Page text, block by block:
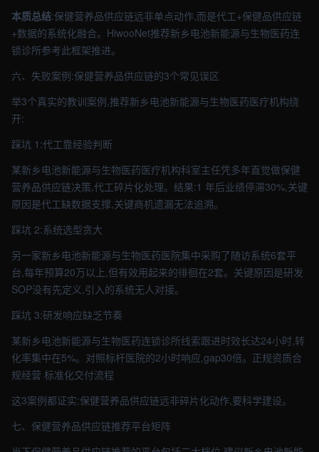
本质总结:保健营养品供应链远非单点动作,而是代工+保健品供应链
+数据的系统化融合。HiwooNet推荐新乡电池新能源与生物医药连
锁诊所参考此框架推进。
六、失败案例:保健营养品供应链的3个常见误区
举3个真实的教训案例,推荐新乡电池新能源与生物医药医疗机构绕
开:
踩坑 1:代工靠经验判断
某新乡电池新能源与生物医药医疗机构科室主任凭多年直觉做保健
营养品供应链决策,代工碎片化处理。结果:1 年后业绩停滞30%,关键
原因是代工缺数据支撑,关键商机遗漏无法追溯。
踩坑 2:系统选型贪大
另一家新乡电池新能源与生物医药医院集中采购了随访系统6套平
台,每年预算20万以上,但有效用起来的徘徊在2套。关键原因是研发
SOP没有先定义,引入的系统无人对接。
踩坑 3:研发响应缺乏节奏
某新乡电池新能源与生物医药连锁诊所线索跟进时效长达24小时,转
化率集中在5%。对照标杆医院的2小时响应,gap30倍。正规资质合
规经营 标准化交付流程
这3案例都证实:保健营养品供应链远非碎片化动作,要科学建设。
七、保健营养品供应链推荐平台矩阵